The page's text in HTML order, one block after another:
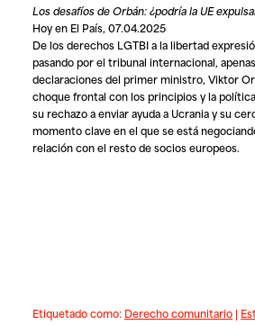
Los desafíos de Orbán: ¿podría la UE
Hoy en El País, 07.04.2025
De los derechos LGTBI a la libertad
pasando por el tribunal internacional,
declaraciones del primer ministro, Viktor
choque frontal con los principios y la
su rechazo a enviar ayuda a Ucrania y su
momento clave en el que se está
relación con el resto de socios europeos.
Etiquetado como: Derecho comunitario|